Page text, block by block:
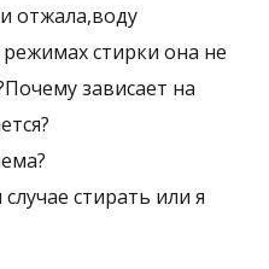
отжала,воду
стирки она не
зависает на
стирать или я